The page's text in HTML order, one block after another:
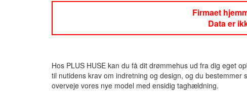
Firmaet
Data er
Hos PLUS HUSE kan du få dit drømmehus ud fra dig eget
til nutidens krav om indretning og design, og du
overveje vores nye model med ensidig taghældning.